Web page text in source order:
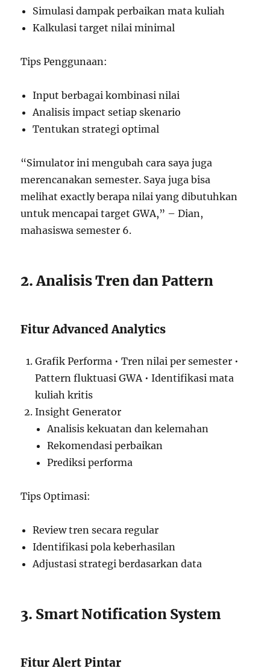
Simulasi dampak perbaikan mata kuliah
Kalkulasi target nilai minimal
Tips Penggunaan:
Input berbagai kombinasi nilai
Analisis impact setiap skenario
Tentukan strategi optimal
“Simulator ini mengubah cara saya juga
merencanakan semester. Saya juga bisa
melihat exactly berapa nilai yang dibutuhkan
untuk mencapai target GWA,” – Dian,
mahasiswa semester 6.
2. Analisis Tren dan Pattern
Fitur Advanced Analytics
Grafik Performa • Tren nilai per semester •
Pattern fluktuasi GWA • Identifikasi mata
kuliah kritis
Insight Generator
Analisis kekuatan dan kelemahan
Rekomendasi perbaikan
Prediksi performa
Tips Optimasi:
Review tren secara regular
Identifikasi pola keberhasilan
Adjustasi strategi berdasarkan data
3. Smart Notification System
Fitur Alert Pintar